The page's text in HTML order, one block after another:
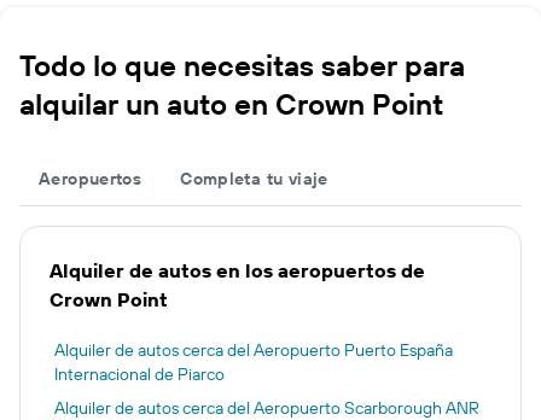
Todo lo que necesitas saber para
alquilar un auto en Crown Point
Aeropuertos Completa tu viaje
Alquiler de autos en los aeropuertos de
Crown Point
Alquiler de autos cerca del Aeropuerto Puerto España
Internacional de Piarco
Alquiler de autos cerca del Aeropuerto Scarborough ANR